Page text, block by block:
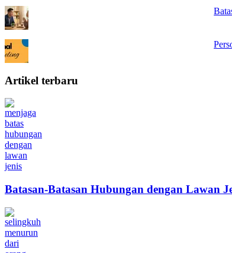
Artikel terbaru
Batasan-Batasan Hubungan dengan Lawan